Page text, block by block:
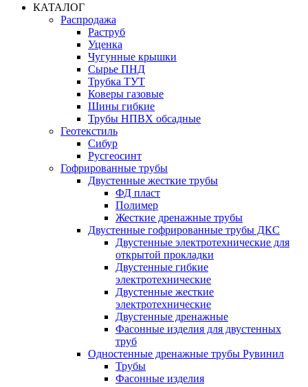
КАТАЛОГ
Распродажа
Раструб
Уценка
Чугунные крышки
Сырье ПНД
Трубка ТУТ
Коверы газовые
Шины гибкие
Трубы НПВХ обсадные
Геотекстиль
Сибур
Русгеосинт
Гофрированные трубы
Двустенные жесткие трубы
ФД пласт
Полимер
Жесткие дренажные трубы
Двустенные гофрированные трубы ДКС
Двустенные электротехнические для
открытой прокладки
Двустенные гибкие
электротехнические
Двустенные жесткие
электротехнические
Двустенные дренажные
Фасонные изделия для двустенных
труб
Одностенные дренажные трубы Рувинил
Трубы
Фасонные изделия